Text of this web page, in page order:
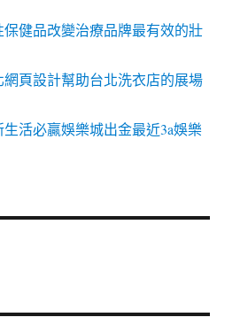
健品改變治療品牌最有效的壯
頁設計幫助台北洗衣店的展場
活必贏娛樂城出金最近3a娛樂